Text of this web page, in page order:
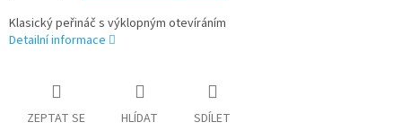
Klasický peřináč s výklopným otevíráním
Detailní informace
ZEPTAT SE HLÍDAT SDÍLET